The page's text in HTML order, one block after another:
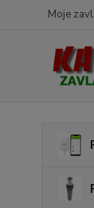
Moje